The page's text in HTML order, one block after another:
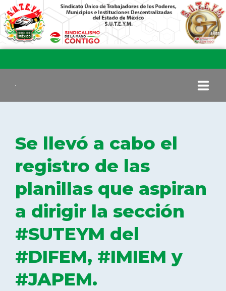
COMITÉ EJECUTIVO
COMISIÓN DE VIGILANCIA
SECCIONES
DELEGACIONES
COORDINADORES
Se llevó a cabo el
registro de las
planillas que aspiran
a dirigir la sección
#SUTEYM del
#DIFEM, #IMIEM y
#JAPEM.